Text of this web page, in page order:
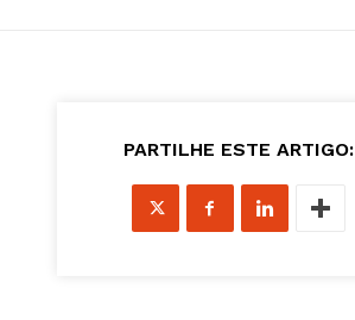
PARTILHE ESTE ARTIGO: